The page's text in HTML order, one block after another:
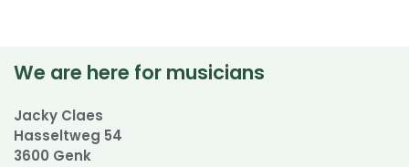
We are here for musicians
Jacky Claes
Hasseltweg 54
3600 Genk